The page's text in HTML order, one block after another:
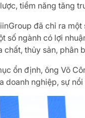
tiềm năng tăng
đã chỉ ra
số ngành có lợi
chất, thủy sản, phân
ổn định, ông Võ
doanh nghiệp, sự